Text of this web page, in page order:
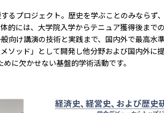
るプロジェクト。歴史を学ぶことのみならず
的には、大学院入学からテニュア獲得後まで
向け講演の技術と実践まで、国内外で最高水
ソッド」として開発し他分野および国内外に
に欠かせない基盤的学術活動です。